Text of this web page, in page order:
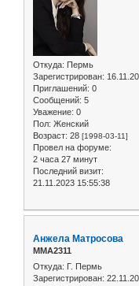
Откуда: Пермь
Зарегистрирован:
Приглашений: 0
Сообщений: 5
Уважение: 0
Пол: Женский
Возраст: 28 [1998-03-11]
Провел на форуме:
2 часа 27 минут
Последний визит:
21.11.2023 15:55:38
Анжела Матросова
ММА2311
Откуда: Г. Пермь
Зарегистрирован: